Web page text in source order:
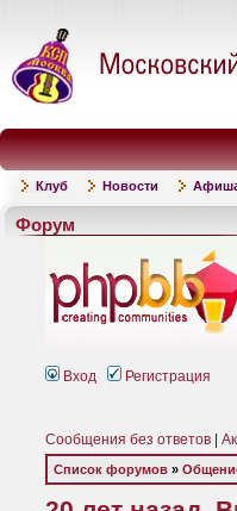
Клуб Новости
Форум
Вход Регистрация
Сообщения без ответов
Список форумов »